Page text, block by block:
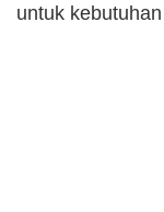
untuk